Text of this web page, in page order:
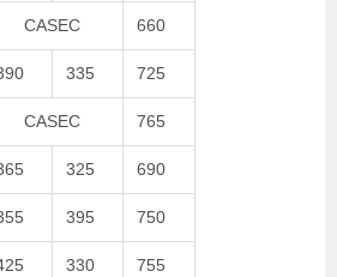
CASEC 660
335 725
CASEC 765
325 690
395 750
330 755